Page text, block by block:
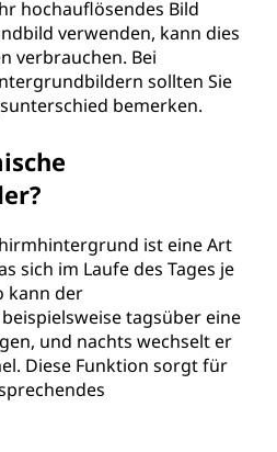
hochauflösendes Bild
verwenden, kann dies
verbrauchen. Bei
sollten Sie
bemerken.
ist eine Art
sich im Laufe des Tages je
kann der
tagsüber eine
und nachts wechselt er
Diese Funktion sorgt für